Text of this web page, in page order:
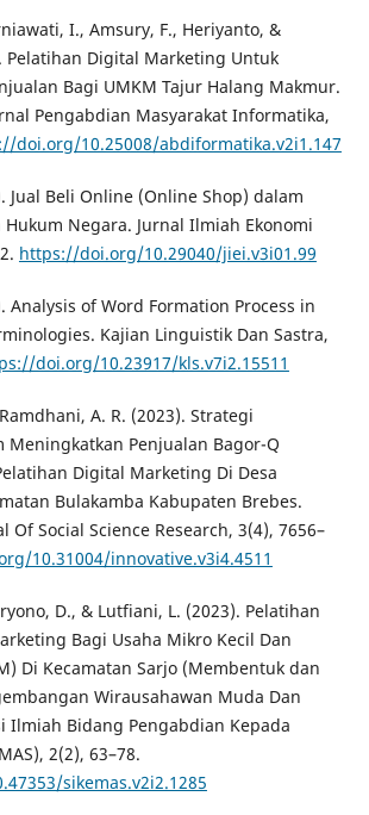
I., Amsury, F., Heriyanto, &
Pelatihan Digital Marketing Untuk
Bagi UMKM Tajur Halang Makmur.
Pengabdian Masyarakat Informatika,
doi.org/10.25008/abdiformatika.v2i1.147
Jual Beli Online (Online Shop) dalam
Negara. Jurnal Ilmiah Ekonomi
https://doi.org/10.29040/jiei.v3i01.99
Analysis of Word Formation Process in
Kajian Linguistik Dan Sastra,
doi.org/10.23917/kls.v7i2.15511
A. R. (2023). Strategi
Meningkatkan Penjualan Bagor-Q
Digital Marketing Di Desa
Bulakamba Kabupaten Brebes.
Of Social Science Research, 3(4), 7656–
10.31004/innovative.v3i4.4511
D., & Lutfiani, L. (2023). Pelatihan
Bagi Usaha Mikro Kecil Dan
Di Kecamatan Sarjo (Membentuk dan
Wirausahawan Muda Dan
Ilmiah Bidang Pengabdian Kepada
2(2), 63–78.
sikemas.v2i2.1285